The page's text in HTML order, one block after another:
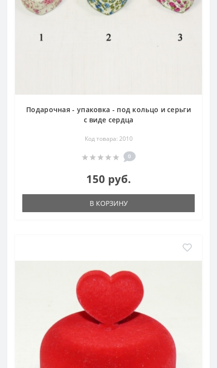
Подарочная - упаковка - под кольцо и серьги
с виде сердца
Код товара: 2010
0
150 руб.
В КОРЗИНУ